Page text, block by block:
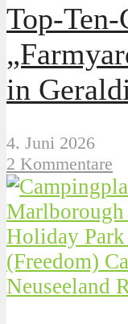
Top-
in
4. Juni 2026
2 Kommentare
(Freedom)
Neuseeland